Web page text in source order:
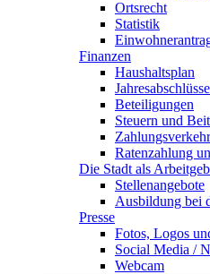
Ortsrecht
Statistik
Finanzen
Haushaltsplan
Jahresabschlüsse
Beteiligungen
Steuern und
Zahlungsverkehr
Ratenzahlung
Die Stadt als
Stellenangebote
Ausbildung bei
Presse
Fotos, Logos
Social Media /
Webcam